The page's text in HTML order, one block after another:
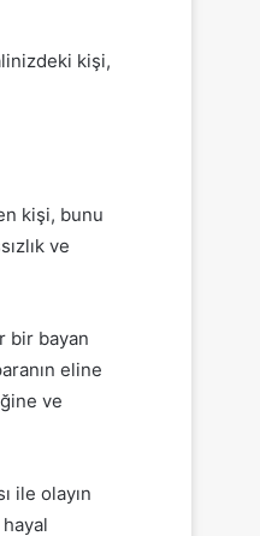
kişi,
kişi, bunu
ve
bir bayan
eline
ve
ile olayın